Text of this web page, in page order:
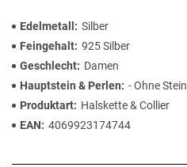
Edelmetall
Silber
Feingehalt 925 Silber
Geschlecht
Damen
Hauptstein & Perlen
- Ohne Stein
Produktart
Halskette & Collier
EAN
4069923174744